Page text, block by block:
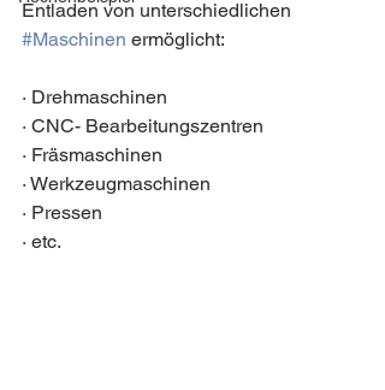
Entladen von unterschiedlichen
#Maschinen ermöglicht:
· Drehmaschinen
· CNC- Bearbeitungszentren
· Fräsmaschinen
· Werkzeugmaschinen
· Pressen
· etc.